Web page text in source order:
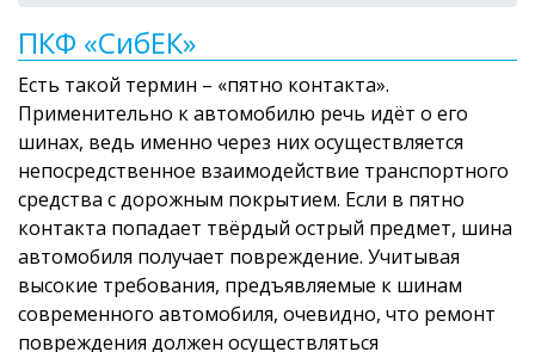
ПКФ «СибЕК»
Есть такой термин – «пятно контакта».
Применительно к автомобилю речь идёт о его
шинах, ведь именно через них осуществляется
непосредственное взаимодействие транспортного
средства с дорожным покрытием. Если в пятно
контакта попадает твёрдый острый предмет, шина
автомобиля получает повреждение. Учитывая
высокие требования, предъявляемые к шинам
современного автомобиля, очевидно, что ремонт
повреждения должен осуществляться